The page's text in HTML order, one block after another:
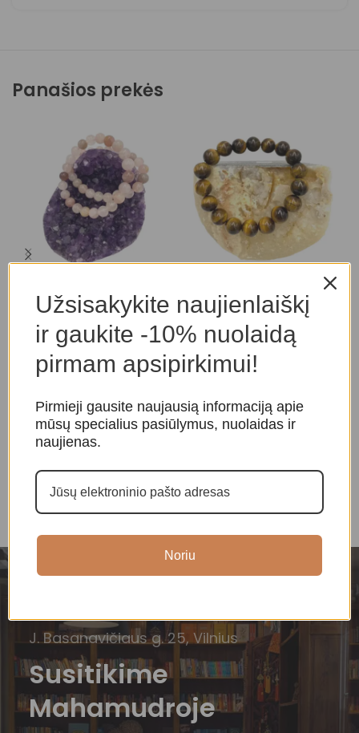
Panašios prekės
kvarco apyrankė
Apyrankės, Kristalų
apyrankės, Kristalų
apyrankės
Apyrankės
Kristalų
apyrankės, Kristalų
apyrankės
25,00
J. Basanavičiaus g. 25, Vilnius
Susitikime
Mahamudroje
Užsisakykite naujienlaiškį
ir gaukite -10% nuolaidą
pirmam apsipirkimui!
Pirmieji gausite naujausią informaciją apie
mūsų specialius pasiūlymus, nuolaidas ir
naujienas.
Noriu